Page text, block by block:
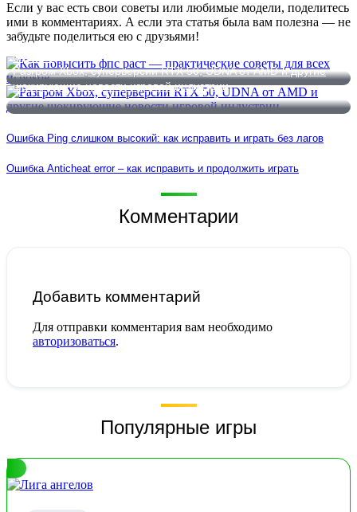
Если у вас есть свои советы или любимые модели, поделитесь
ими в комментариях. А если эта статья была вам полезна — не
забудьте поделиться ею с друзьями!
Как повысить фпс раст — практические советы для всех
игроков
Разгром Xbox, суперверсии RTX 50, UDNA от AMD и другие
шокирующие новости игровой индустрии
Ошибка Ping слишком высокий: как исправить и играть без лагов
Ошибка Anticheat error – как исправить и продолжить играть
Комментарии
Добавить комментарий
Для отправки комментария вам необходимо
авторизоваться.
Популярные игры